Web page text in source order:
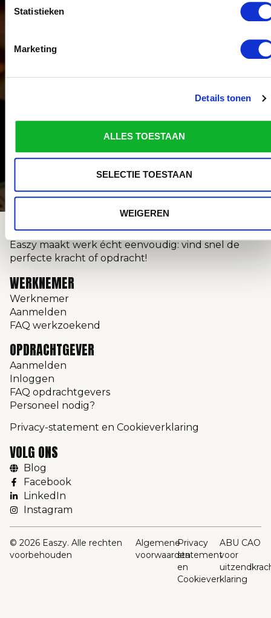
Statistieken
Marketing
Details tonen
ALLES TOESTAAN
SELECTIE TOESTAAN
WEIGEREN
MELD JE NU AAN VOOR DEZE
OPDRACHT
Klaar voor jouw volgende baan? Meld je gratis aan
bij Easzy en krijg direct toegang tot een breed
fulltime job of tijdelijk werk zoekt, met jouw Easzy-
account solliciteer je snel en eenvoudig.
Easzy maakt werk écht eenvoudig: vind snel de
perfecte kracht of opdracht!
WERKNEMER
Werknemer
Aanmelden
FAQ werkzoekend
OPDRACHTGEVER
Aanmelden
Inloggen
FAQ opdrachtgevers
Personeel nodig?
Privacy-statement en Cookieverklaring
VOLG ONS
Blog
Facebook
LinkedIn
Instagram
© 2026 Easzy. Alle rechten
voorbehouden
Algemene
voorwaarden
Privacy
statement
en
Cookieverklaring
ABU CAO
voor